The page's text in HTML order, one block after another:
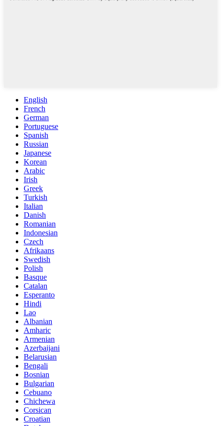
English
French
German
Portuguese
Spanish
Russian
Japanese
Korean
Arabic
Irish
Greek
Turkish
Italian
Danish
Romanian
Indonesian
Czech
Afrikaans
Swedish
Polish
Basque
Catalan
Esperanto
Hindi
Lao
Albanian
Amharic
Armenian
Azerbaijani
Belarusian
Bengali
Bosnian
Bulgarian
Cebuano
Chichewa
Corsican
Croatian